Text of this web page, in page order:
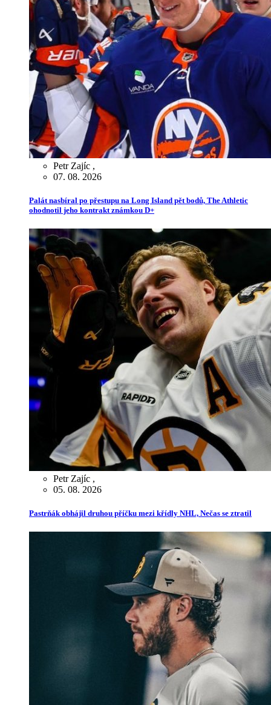
Petr Zajíc ,
07. 08. 2026
Palát nasbíral po přestupu na Long Island pět bodů, The Athletic
ohodnotil jeho kontrakt známkou D+
Petr Zajíc ,
05. 08. 2026
Pastrňák obhájil druhou příčku mezi křídly NHL, Nečas se ztratil